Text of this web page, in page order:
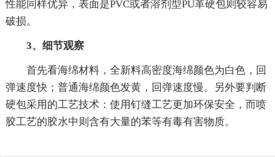
性能同样优异，表面是PVC或者溶剂型PU革硬包则较容易
破损。
3、细节观察
首先看海绵材料，全新料高密度海绵颜色为白色，回
弹速度快；普通海绵颜色发黄，回弹速度慢。另外要判断
硬包采用的工艺技术：使用钉缝工艺更加环保安全，而喷
胶工艺的胶水中则含有大量的苯等有毒有害物质。